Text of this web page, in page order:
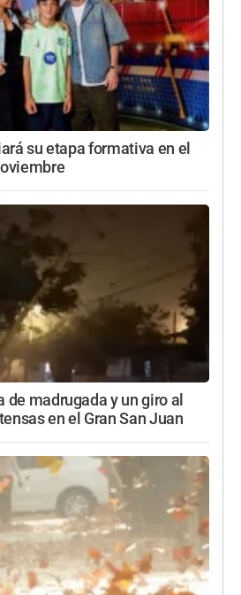
su etapa formativa en el
de madrugada y un giro al
en el Gran San Juan